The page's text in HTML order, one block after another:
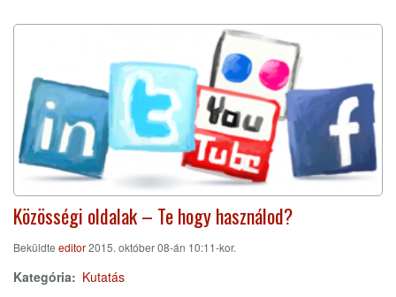
Közösségi oldalak – Te hogy használod?
Beküldte editor2015. október 08-án 10:11-kor.
Kategória
Kutatás